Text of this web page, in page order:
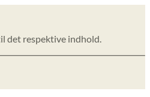
det respektive indhold.